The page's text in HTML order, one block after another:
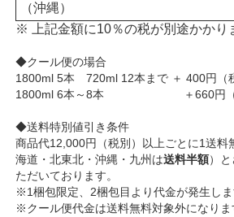
（沖縄）
※ 上記金額に10％の税が別途かかり
◆クール便の場合
1800ml 5本 720ml 12本まで ＋ 400円（
1800ml 6本～8本 ＋660円（
◆送料特別値引き条件
商品代12,000円（税別）以上ごとに1送料
海道・北東北・沖縄・九州は送料半額）と
ただいております。
※1梱包限定、2梱包目より代金が発生しま
※クール便代金は送料無料対象外になりま